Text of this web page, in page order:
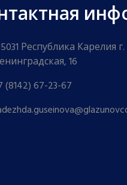
Республика Карелия
16
(8142) 67-23-67